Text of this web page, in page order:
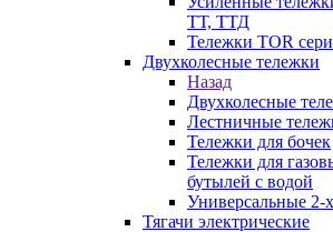
ТТ, ТТД
Тележки TOR
Двухколесные тележки
Назад
Двухколесные
Лестничные
Тележки для бочек
Тележки для
бутылей с водой
Универсальные 2-
Тягачи электрические